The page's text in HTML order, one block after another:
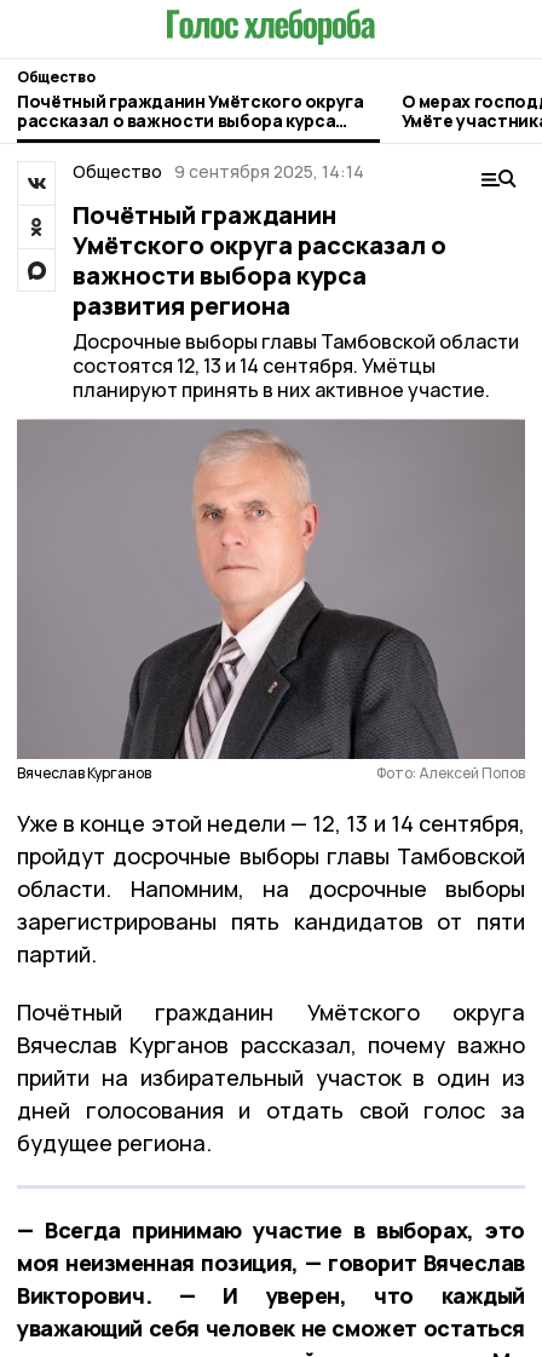
Общество
Почётный гражданин Умётского округа
рассказал о важности выбора курса
развития региона
О мерах
Умёте
Общество 9 сентября 2025, 14:14
Почётный гражданин
Умётского округа рассказал о
важности выбора курса
развития региона
Досрочные выборы главы Тамбовской области
состоятся 12, 13 и 14 сентября. Умётцы
планируют принять в них активное участие.
Вячеслав Курганов Фото: Алексей Попов
Уже в конце этой недели — 12, 13 и 14 сентября,
пройдут досрочные выборы главы Тамбовской
области. Напомним, на досрочные выборы
зарегистрированы пять кандидатов от пяти
партий.
Почётный гражданин Умётского округа
Вячеслав Курганов рассказал, почему важно
прийти на избирательный участок в один из
дней голосования и отдать свой голос за
будущее региона.
— Всегда принимаю участие в выборах, это
моя неизменная позиция, — говорит Вячеслав
Викторович. — И уверен, что каждый
уважающий себя человек не сможет остаться